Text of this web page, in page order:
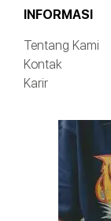
INFORMASI
Tentang Kami
Kontak
Karir